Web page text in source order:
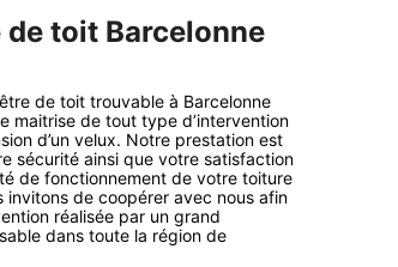
toit Barcelonne
de toit trouvable à Barcelonne
maitrise de tout type d’intervention
d’un velux. Notre prestation est
sécurité ainsi que votre satisfaction
de fonctionnement de votre toiture
de coopérer avec nous afin
réalisée par un grand
dans toute la région de